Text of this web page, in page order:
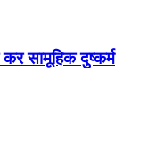
सामूहिक दुष्कर्म